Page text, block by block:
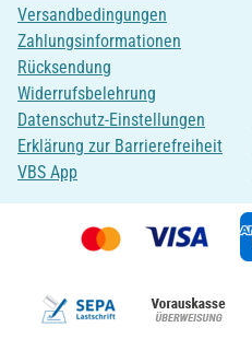
Versandbedingungen
Zahlungsinformationen
Rücksendung
Widerrufsbelehrung
Datenschutz-Einstellungen
Erklärung zur Barrierefreiheit
VBS App